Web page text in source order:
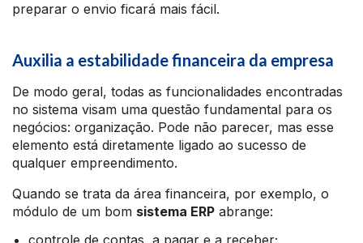
preparar o envio ficará mais fácil.
Auxilia a estabilidade financeira da empresa
De modo geral, todas as funcionalidades encontradas
no sistema visam uma questão fundamental para os
negócios: organização. Pode não parecer, mas esse
elemento está diretamente ligado ao sucesso de
qualquer empreendimento.
Quando se trata da área financeira, por exemplo, o
módulo de um bom sistema ERP abrange:
controle de contas a pagar e a receber;